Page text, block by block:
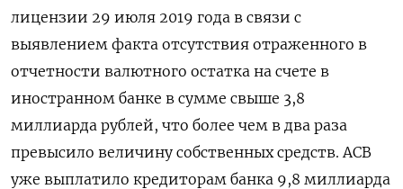
лицензии 29 июля 2019 года в связи с
выявлением факта отсутствия отраженного в
отчетности валютного остатка на счете в
иностранном банке в сумме свыше 3,8
миллиарда рублей, что более чем в два раза
превысило величину собственных средств. АСВ
уже выплатило кредиторам банка 9,8 миллиарда